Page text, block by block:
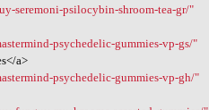
seremoni-psilocybin-shroom-tea-gr/"
psychedelic-gummies-vp-gs/"
a>
psychedelic-gummies-vp-gh/"